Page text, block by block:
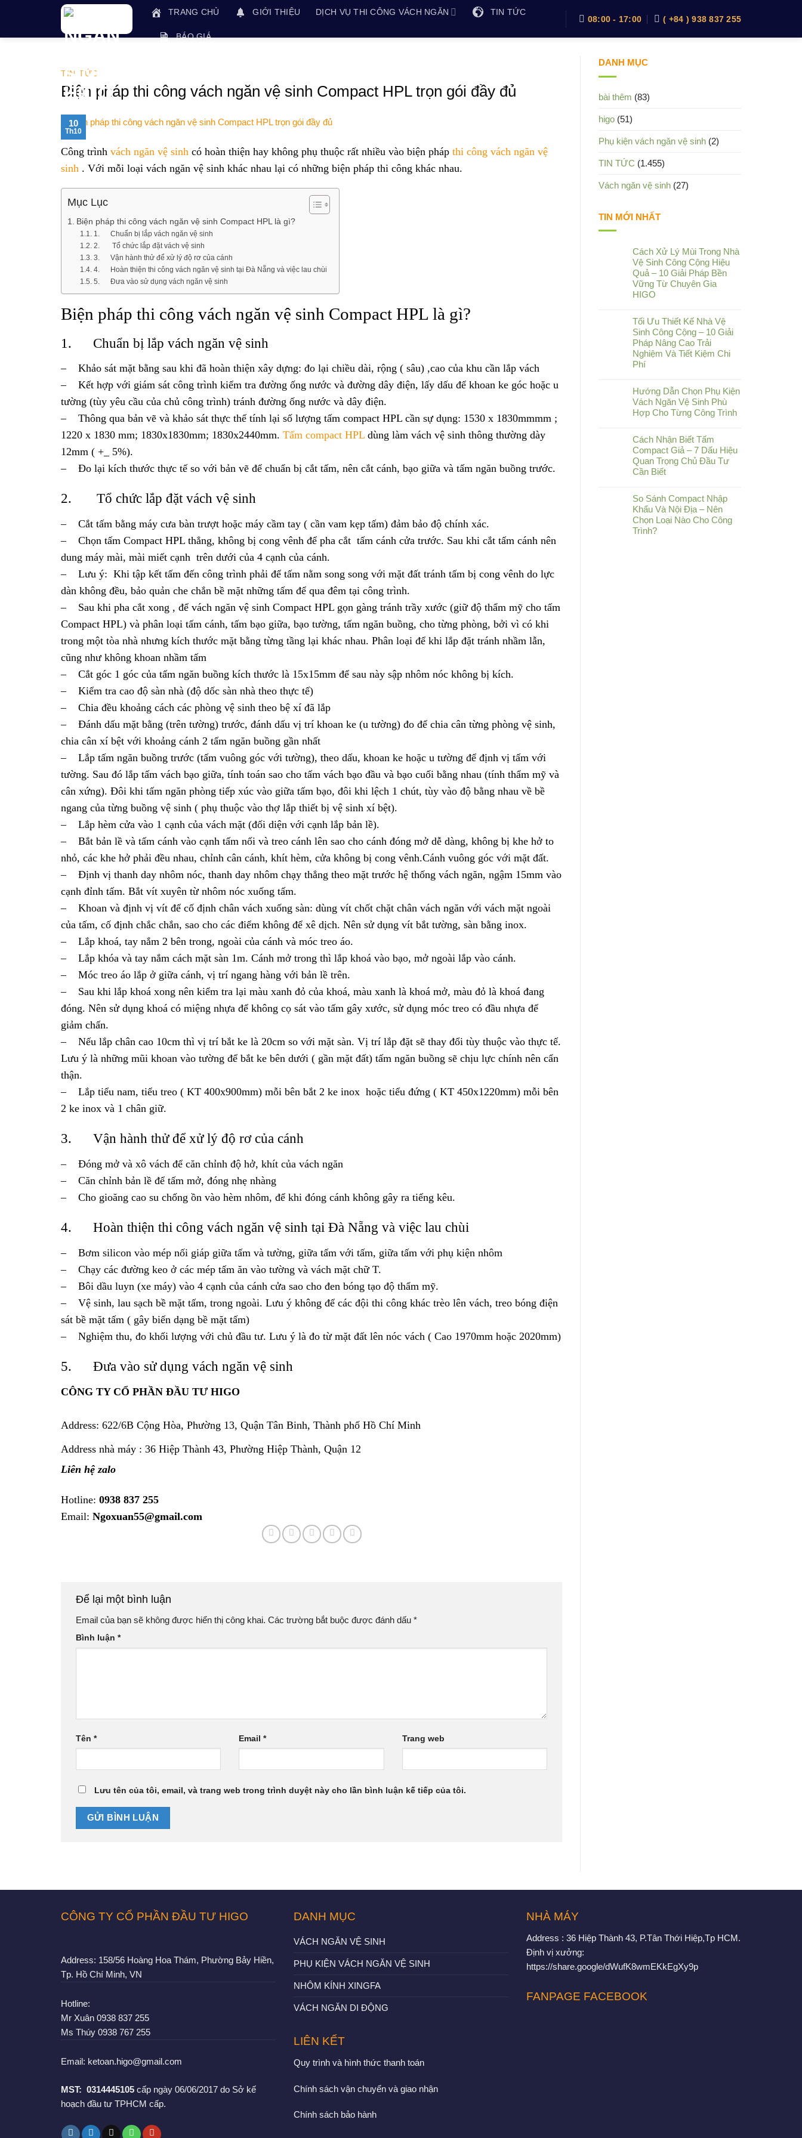
TRANG CHỦ GIỚI THIỆU DỊCH VỤ THI CÔNG VÁCH NGĂN TIN TỨC
BÁO GIÁ
08:00 - 17:00 ( +84 ) 938 837 255
TIN TỨC
Biện pháp thi công vách ngăn vệ sinh Compact HPL trọn gói đầy đủ
10
Th10
Công trình vách ngăn vệ sinh có hoàn thiện hay không phụ thuộc rất nhiều vào biện pháp thi công vách ngăn vệ
sinh . Với mỗi loại vách ngăn vệ sinh khác nhau lại có những biện pháp thi công khác nhau.
Mục Lục
Biện pháp thi công vách ngăn vệ sinh Compact HPL là gì?
1. Chuẩn bị lắp vách ngăn vệ sinh
2. Tổ chức lắp đặt vách vệ sinh
3. Vận hành thử để xử lý độ rơ của cánh
4. Hoàn thiện thi công vách ngăn vệ sinh tại Đà Nẵng và việc lau chùi
5. Đưa vào sử dụng vách ngăn vệ sinh
Biện pháp thi công vách ngăn vệ sinh Compact HPL là gì?
1. Chuẩn bị lắp vách ngăn vệ sinh
– Khảo sát mặt bằng sau khi đã hoàn thiện xây dựng: đo lại chiều dài, rộng ( sâu) ,cao của khu cần lắp vách
– Kết hợp với giám sát công trình kiểm tra đường ống nước và đường dây điện, lấy dấu để khoan ke góc hoặc u
tường (tùy yêu cầu của chủ công trình) tránh đường ống nước và dây điện.
– Thông qua bản vẽ và khảo sát thực thế tính lại số lượng tấm compact HPL cần sự dụng: 1530 x 1830mmmm ;
1220 x 1830 mm; 1830x1830mm; 1830x2440mm. Tấm compact HPL dùng làm vách vệ sinh thông thường dày
12mm ( +_ 5%).
– Đo lại kích thước thực tế so với bản vẽ để chuẩn bị cắt tấm, nên cắt cánh, bạo giữa và tấm ngăn buồng trước.
2. Tổ chức lắp đặt vách vệ sinh
– Cắt tấm bằng máy cưa bàn trượt hoặc máy cầm tay ( cần vam kẹp tấm) đảm bảo độ chính xác.
– Chọn tấm Compact HPL thẳng, không bị cong vênh để pha cắt tấm cánh cửa trước. Sau khi cắt tấm cánh nên
dung máy mài, mài miết cạnh trên dưới của 4 cạnh của cánh.
– Lưu ý: Khi tập kết tấm đến công trình phải để tấm nằm song song với mặt đất tránh tấm bị cong vênh do lực
dàn không đều, bảo quản che chắn bề mặt những tấm để qua đêm tại công trình.
– Sau khi pha cắt xong , để vách ngăn vệ sinh Compact HPL gọn gàng tránh trầy xước (giữ độ thẩm mỹ cho tấm
Compact HPL) và phân loại tấm cánh, tấm bạo giữa, bạo tường, tấm ngăn buồng, cho từng phòng, bởi vì có khi
trong một tòa nhà nhưng kích thước mặt bằng từng tầng lại khác nhau. Phân loại để khi lắp đặt tránh nhầm lẫn,
cũng như không khoan nhầm tấm
– Cắt góc 1 góc của tấm ngăn buồng kích thước là 15x15mm để sau này sập nhôm nóc không bị kích.
– Kiểm tra cao độ sàn nhà (độ dốc sàn nhà theo thực tế)
– Chia đều khoảng cách các phòng vệ sinh theo bệ xí đã lắp
– Đánh dấu mặt bằng (trên tường) trước, đánh dấu vị trí khoan ke (u tường) đo để chia cân từng phòng vệ sinh,
chia cân xí bệt với khoảng cánh 2 tấm ngăn buồng gần nhất
– Lắp tấm ngăn buồng trước (tấm vuông góc với tường), theo dấu, khoan ke hoặc u tường để định vị tấm với
tường. Sau đó lắp tấm vách bạo giữa, tính toán sao cho tấm vách bạo đầu và bạo cuối bằng nhau (tính thẩm mỹ và
cân xứng). Đôi khi tấm ngăn phòng tiếp xúc vào giữa tấm bạo, đôi khi lệch 1 chút, tùy vào độ bằng nhau về bề
ngang của từng buồng vệ sinh ( phụ thuộc vào thợ lắp thiết bị vệ sinh xí bệt).
– Lắp hèm cửa vào 1 cạnh của vách mặt (đối diện với cạnh lắp bản lề).
– Bắt bản lề và tấm cánh vào cạnh tấm nối và treo cánh lên sao cho cánh đóng mở dễ dàng, không bị khe hở to
nhỏ, các khe hở phải đều nhau, chỉnh cân cánh, khít hèm, cửa không bị cong vênh.Cánh vuông góc với mặt đất.
– Định vị thanh day nhôm nóc, thanh day nhôm chạy thẳng theo mặt trước hệ thống vách ngăn, ngậm 15mm vào
cạnh đỉnh tấm. Bắt vít xuyên từ nhôm nóc xuống tấm.
– Khoan và định vị vít để cố định chân vách xuống sàn: dùng vít chốt chặt chân vách ngăn với vách mặt ngoài
của tấm, cố định chắc chắn, sao cho các điểm không để xê dịch. Nên sử dụng vít bắt tường, sàn bằng inox.
– Lắp khoá, tay nắm 2 bên trong, ngoài của cánh và móc treo áo.
– Lắp khóa và tay nắm cách mặt sàn 1m. Cánh mở trong thì lắp khoá vào bạo, mở ngoài lắp vào cánh.
– Móc treo áo lắp ở giữa cánh, vị trí ngang hàng với bản lề trên.
– Sau khi lắp khoá xong nên kiểm tra lại màu xanh đỏ của khoá, màu xanh là khoá mở, màu đỏ là khoá đang
đóng. Nên sử dụng khoá có miệng nhựa để không cọ sát vào tấm gây xước, sử dụng móc treo có đầu nhựa để
giảm chấn.
– Nếu lắp chân cao 10cm thì vị trí bắt ke là 20cm so với mặt sàn. Vị trí lắp đặt sẽ thay đổi tùy thuộc vào thực tế.
Lưu ý là những mũi khoan vào tường để bắt ke bên dưới ( gần mặt đất) tấm ngăn buồng sẽ chịu lực chính nên cẩn
thận.
– Lắp tiểu nam, tiểu treo ( KT 400x900mm) mỗi bên bắt 2 ke inox hoặc tiểu đứng ( KT 450x1220mm) mỗi bên
2 ke inox và 1 chân giữ.
3. Vận hành thử để xử lý độ rơ của cánh
– Đóng mở và xô vách để căn chỉnh độ hở, khít của vách ngăn
– Căn chỉnh bản lề để tấm mở, đóng nhẹ nhàng
– Cho gioăng cao su chống ồn vào hèm nhôm, để khi đóng cánh không gây ra tiếng kêu.
4. Hoàn thiện thi công vách ngăn vệ sinh tại Đà Nẵng và việc lau chùi
– Bơm silicon vào mép nối giáp giữa tấm và tường, giữa tấm với tấm, giữa tấm với phụ kiện nhôm
– Chạy các đường keo ở các mép tấm ăn vào tường và vách mặt chữ T.
– Bôi dầu luyn (xe máy) vào 4 cạnh của cánh cửa sao cho đen bóng tạo độ thẩm mỹ.
– Vệ sinh, lau sạch bề mặt tấm, trong ngoài. Lưu ý không để các đội thi công khác trèo lên vách, treo bóng điện
sát bề mặt tấm ( gây biến dạng bề mặt tấm)
– Nghiệm thu, đo khối lượng với chủ đầu tư. Lưu ý là đo từ mặt đất lên nóc vách ( Cao 1970mm hoặc 2020mm)
5. Đưa vào sử dụng vách ngăn vệ sinh
CÔNG TY CỔ PHẦN ĐẦU TƯ HIGO
Address: 622/6B Cộng Hòa, Phường 13, Quận Tân Binh, Thành phố Hồ Chí Minh
Address nhà máy : 36 Hiệp Thành 43, Phường Hiệp Thành, Quận 12
Liên hệ zalo
Hotline: 0938 837 255
Email: Ngoxuan55@gmail.com
Để lại một bình luận
Email của bạn sẽ không được hiển thị công khai. Các trường bắt buộc được đánh dấu *
Bình luận *
Tên * Email* Trang web
Lưu tên của tôi, email, và trang web trong trình duyệt này cho lần bình luận kế tiếp của tôi.
DANH MỤC
bài thêm (83)
higo (51)
Phụ kiện vách ngăn vệ sinh (2)
TIN TỨC (1.455)
Vách ngăn vệ sinh (27)
TIN MỚI NHẤT
Cách Xử Lý Mùi Trong Nhà
Vệ Sinh Công Cộng Hiệu
Quả – 10 Giải Pháp Bền
Vững Từ Chuyên Gia
HIGO
Tối Ưu Thiết Kế Nhà Vệ
Sinh Công Cộng – 10 Giải
Pháp Nâng Cao Trải
Nghiệm Và Tiết Kiệm Chi
Phí
Hướng Dẫn Chọn Phụ Kiện
Vách Ngăn Vệ Sinh Phù
Hợp Cho Từng Công Trình
Cách Nhận Biết Tấm
Compact Giả – 7 Dấu Hiệu
Quan Trọng Chủ Đầu Tư
Cần Biết
So Sánh Compact Nhập
Khẩu Và Nội Địa – Nên
Chọn Loại Nào Cho Công
Trình?
CÔNG TY CỔ PHẦN ĐẦU TƯ HIGO
Address: 158/56 Hoàng Hoa Thám, Phường Bảy Hiền,
Tp. Hồ Chí Minh, VN
Hotline:
Mr Xuân 0938 837 255
Ms Thúy 0938 767 255
Email: ketoan.higo@gmail.com
MST: 0314445105 cấp ngày 06/06/2017 do Sở kế
hoạch đầu tư TPHCM cấp.
DANH MỤC
VÁCH NGĂN VỆ SINH
PHỤ KIỆN VÁCH NGĂN VỆ SINH
NHÔM KÍNH XINGFA
VÁCH NGĂN DI ĐỘNG
LIÊN KẾT
Quy trình và hình thức thanh toán
Chính sách vận chuyển và giao nhận
Chính sách bảo hành
NHÀ MÁY
Address : 36 Hiệp Thành 43, P.Tân Thới Hiệp,Tp HCM.
Định vị xưởng:
https://share.google/dWufK8wmEKkEgXy9p
FANPAGE FACEBOOK